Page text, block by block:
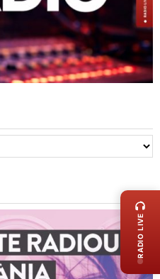
RADIO LIVE